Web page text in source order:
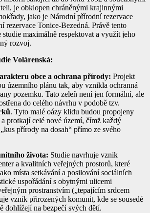
je obklopen chráněnými krajinnými
jako je Národní přírodní rezervace
Tonice-Bezedná. Právě tento
maximálně respektovat a využít jeho
rozvoj.
Volárenská:
obce a ochrana přírody: Projekt
územního plánu tak, aby vznikla ochranná
pozemku. Tato zeleň není jen formální, ale
do celého návrhu v podobě tzv.
. Tyto malé oázy klidu budou propojeny
a protkají celé nové území, čímž každý
přírody na dosah“ přímo ze svého
života: Studie navrhuje vznik
a kvalitních veřejných prostorů, které
místa setkávání a posilování sociálních
uspořádání s obytnými ulicemi
prostranstvím („tepajícím srdcem
vznik přirozených komunit, kde se sousedé
dohlížejí na bezpečí svých dětí.